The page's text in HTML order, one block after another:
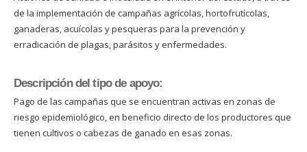
de la implementación de campañas agrícolas, hortofrutícolas,
ganaderas, acuícolas y pesqueras para la prevención y
erradicación de plagas, parásitos y enfermedades.
Descripción del tipo de apoyo:
Pago de las campañas que se encuentran activas en zonas de
riesgo epidemiológico, en beneficio directo de los productores que
tienen cultivos o cabezas de ganado en esas zonas.